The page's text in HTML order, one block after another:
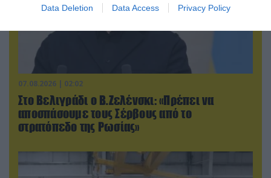
Data Deletion Data Access Privacy Policy
07.08.2026 | 02:02
Στο Βελιγράδι ο Β.Ζελένσκι: «Πρέπει να
αποσπάσουμε τους Σέρβους από το
στρατόπεδο της Ρωσίας»